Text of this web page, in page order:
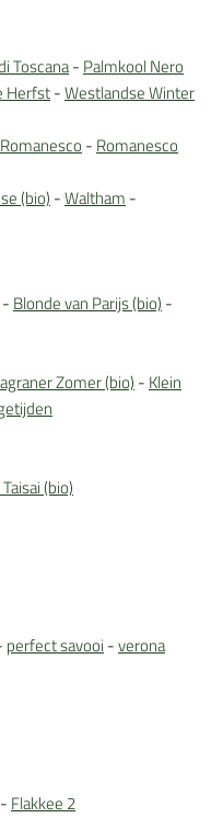
Toscana- Palmkool Nero
Herfst-Westlandse Winter
Romanesco - Romanesco
(bio) -Waltham -
- Blonde van Parijs (bio) -
Zomer (bio) - Klein
(bio)
perfect savooi -verona
- Flakkee 2